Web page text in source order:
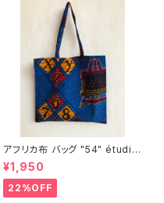
アフリカ布 バッグ "54" étudie
r アフリカンプリント パーニュ カ
ンガ キテンゲ トートバッグ エコ
バッグ ギニア フェアトレード IN
UWALIAFRICA
¥1,950
22%OFF